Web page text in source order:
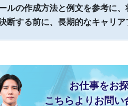
ルの作成方法と例文を参考に
断する前に、長期的なキャリ
お仕事をお
こちらより お問い